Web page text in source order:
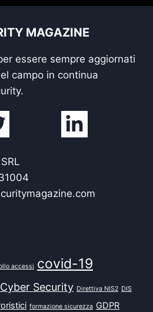
MAGAZINE
essere sempre aggiornati
campo in continua
accessi covid-19
Cyber Security Direttiva NIS2 DIS
formazione sicurezza GDPR